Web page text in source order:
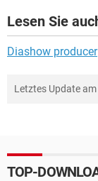
Lesen Sie
Diashow producer
Letztes Update am
TOP-